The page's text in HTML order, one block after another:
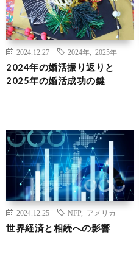
2024.12.27 2024年 2025年
2024年の婚活振り返りと
2025年の婚活成功の鍵
2024.12.25 NFP アメリカ
世界経済と相続への影響